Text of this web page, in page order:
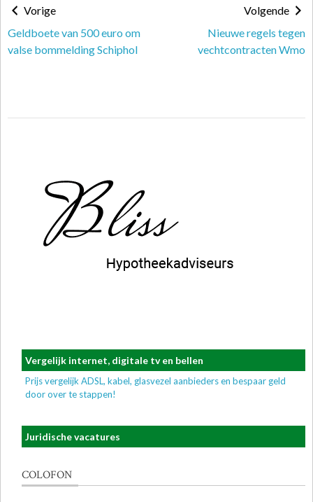
Vorige
Geldboete van 500 euro om
valse bommelding Schiphol
Volgende
Nieuwe regels tegen
vechtcontracten Wmo
Vergelijk internet, digitale tv en bellen
Prijs vergelijk ADSL, kabel, glasvezel aanbieders en bespaar geld
door over te stappen!
Juridische vacatures
COLOFON